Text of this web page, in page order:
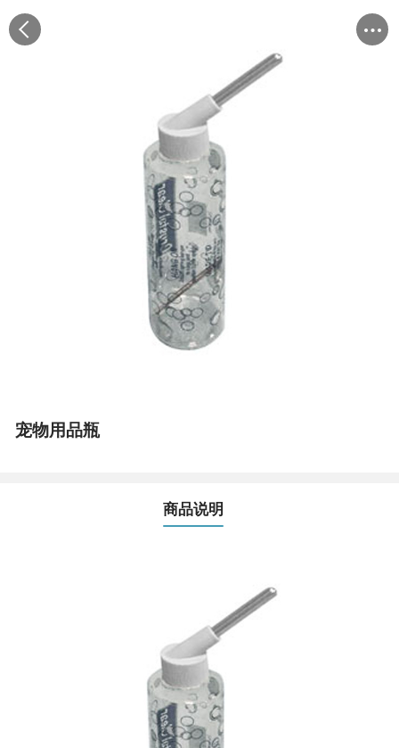
宠物用品瓶
商品说明